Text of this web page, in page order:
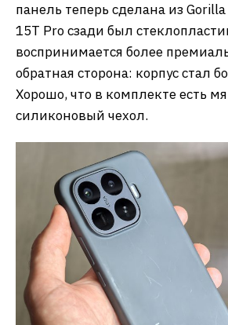
панель теперь сделана из Gorilla
15T Pro сзади был
воспринимается более
обратная сторона: корпус стал
Хорошо, что в комплекте есть
силиконовый чехол.